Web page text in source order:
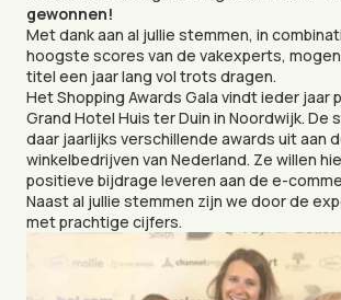
NL
gewonnen!
Met dank aan al jullie stemmen, in
hoogste scores van de vakexperts,
titel een jaar lang vol trots dragen.
Het Shopping Awards Gala vindt ieder jaar
Grand Hotel Huis ter Duin in Noordwijk. De
daar jaarlijks verschillende awards uit aan
winkelbedrijven van Nederland. Ze willen
positieve bijdrage leveren aan de e-
Naast al jullie stemmen zijn we door de
met prachtige cijfers.